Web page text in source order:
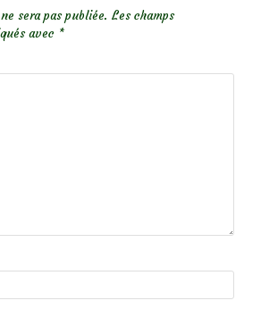
sera pas publiée. Les champs
avec *